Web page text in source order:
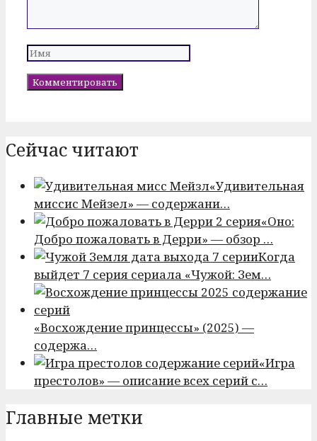
Имя
Сейчас читают
«Удивительная
миссис Мейзел» — содержани…
«Оно:
Добро пожаловать в Дерри» — обзор …
Когда
выйдет 7 серия сериала «Чужой: Зем…
«Восхождение принцессы» (2025) —
содержа…
«Игра
престолов» — описание всех серий с…
Главные метки